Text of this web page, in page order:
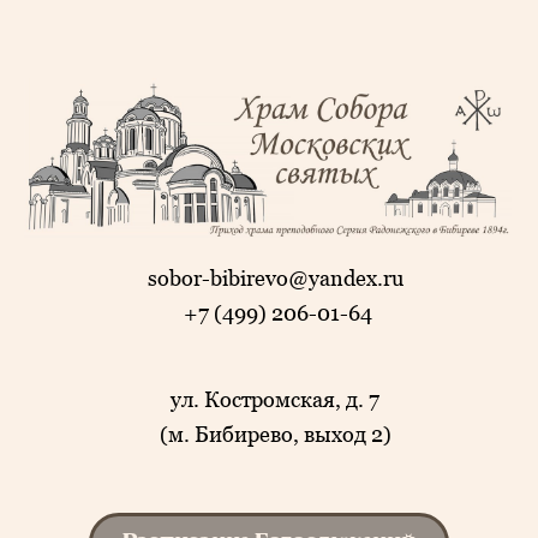
sobor-bibirevo@yandex.ru
+7 (499) 206-01-64
ул. Костромская, д. 7
(м. Бибирево, выход 2)